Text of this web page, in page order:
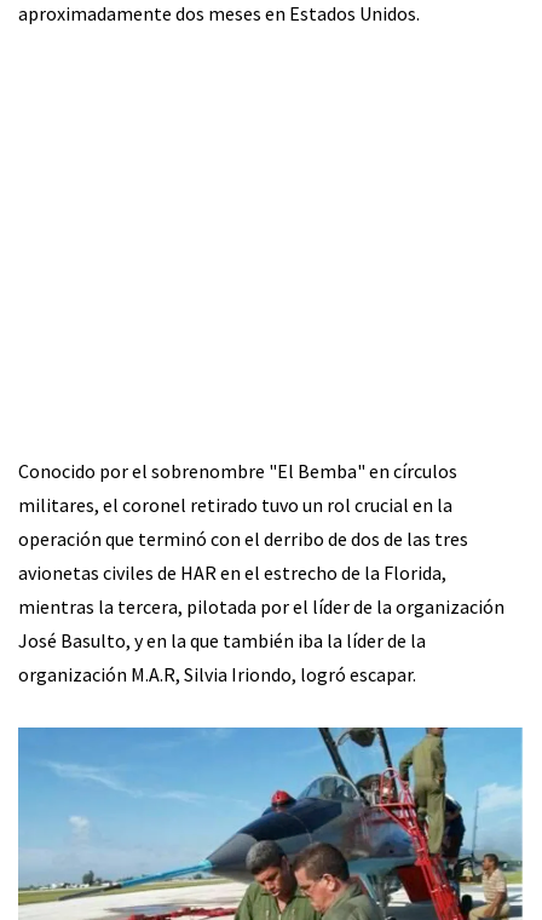
aproximadamente dos meses en Estados Unidos.
Conocido por el sobrenombre "El Bemba" en círculos
militares, el coronel retirado tuvo un rol crucial en la
operación que terminó con el derribo de dos de las tres
avionetas civiles de HAR en el estrecho de la Florida,
mientras la tercera, pilotada por el líder de la organización
José Basulto, y en la que también iba la líder de la
organización M.A.R, Silvia Iriondo, logró escapar.